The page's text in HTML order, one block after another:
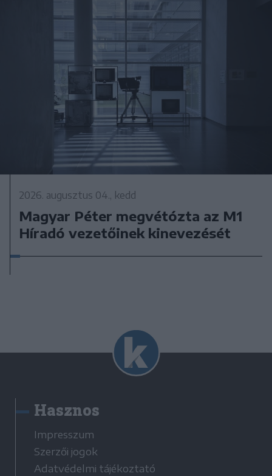
2026. augusztus 04., kedd
Magyar Péter megvétózta az M1
Híradó vezetőinek kinevezését
Hasznos
Impresszum
Szerzői jogok
Adatvédelmi tájékoztató